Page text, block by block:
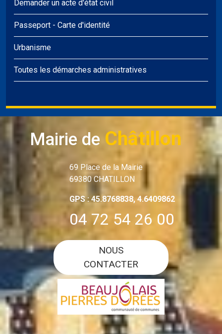
Demander un acte d'état civil
Passeport - Carte d'identité
Urbanisme
Toutes les démarches administratives
Mairie de Châtillon
69 Place de la Mairie
69380 CHATILLON
GPS : 45.8768838, 4.6409862
04 72 54 26 00
NOUS
CONTACTER